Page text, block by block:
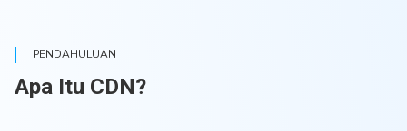
PENDAHULUAN
Apa Itu CDN?